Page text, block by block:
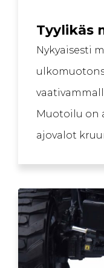
Tyylikäs
Nykyaisesti
Muotoilu on
ajovalot